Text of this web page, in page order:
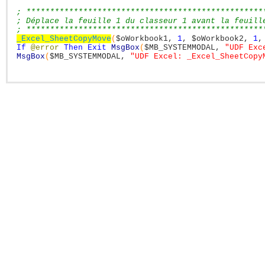
;
; Déplace la feuille 1 du classeur 1 avant la
;
_Excel_SheetCopyMove ( $oWorkbook1, 1, $oWorkbook2 , 1,
If @error Then Exit MsgBox ( $MB_SYSTEMMODAL ,
"UDF
MsgBox ( $MB_SYSTEMMODAL , "UDF Excel: